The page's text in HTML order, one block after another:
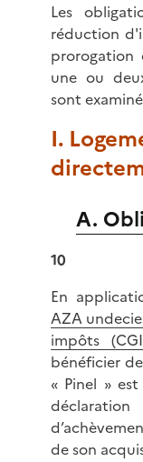
Les
réduction
prorogation
une ou
sont
I.
A.
10
En
AZA
impôts
bénéficier
« Pinel »
de son